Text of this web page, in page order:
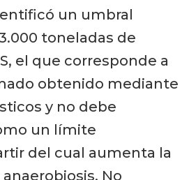
un umbral
toneladas de
el que corresponde a
obtenido mediante
y no debe
un límite
del cual aumenta la
No